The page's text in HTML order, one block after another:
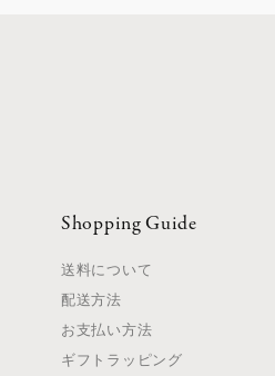
Shopping Guide
送料について
配送方法
お支払い方法
ギフトラッピング